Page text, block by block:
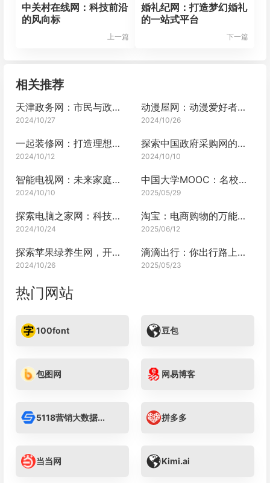
中关村在线网：科技前沿
的风向标
上一篇
婚礼纪网：打造梦幻婚礼
的一站式平台
下一篇
相关推荐
天津政务网：市民与政府的沟通桥梁
2024/10/27
动漫屋网：动漫爱好者的宝藏之地
2024/10/26
一起装修网：打造理想家居新体验
2024/10/12
探索中国政府采购网的奥秘
2024/10/10
智能电视网：未来家庭娱乐的枢纽
2024/10/10
中国大学MOOC：名校课程的在线殿堂
2025/05/29
探索电脑之家网：科技爱好者的宝藏之地
2024/10/24
淘宝：电商购物的万能宝库
2025/06/12
探索苹果绿养生网，开启健康之旅
2024/10/26
滴滴出行：你出行路上的智能伴侣
2025/05/23
热门网站
100font 豆包
包图网 网易博客
5118营销大数据... 拼多多
当当网 Kimi.ai